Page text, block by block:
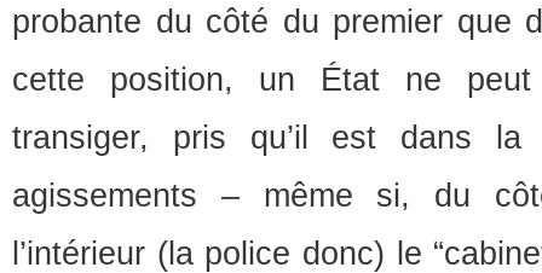
probante du côté du premier que
cette position, un État ne
transiger, pris qu’il est dans la
agissements – même si, du
l’intérieur (la police donc) le